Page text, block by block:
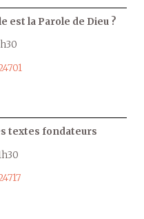
est la Parole de Dieu ?
textes fondateurs